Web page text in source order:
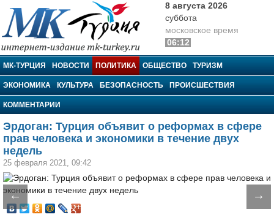
МК-Турция
8 августа 2026
суббота
московское время
06:12
МК-ТУРЦИЯ НОВОСТИ ПОЛИТИКА ОБЩЕСТВО ТУРИЗМ
ЭКОНОМИКА КУЛЬТУРА БЕЗОПАСНОСТЬ ПРОИСШЕСТВИЯ
КОММЕНТАРИИ
Эрдоган: Турция объявит о реформах в сфере
прав человека и экономики в течение двух
недель
25 февраля 2021, 09:42
← →